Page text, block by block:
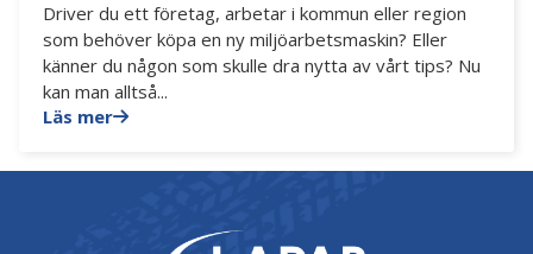
Driver du ett företag, arbetar i kommun eller region
som behöver köpa en ny miljöarbetsmaskin? Eller
känner du någon som skulle dra nytta av vårt tips? Nu
kan man alltså...
Läs mer